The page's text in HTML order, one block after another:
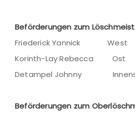
Beförderungen zum
Friederick Yannick West
Korinth-Lay Rebecca Ost
Detampel Johnny
Beförderungen zum